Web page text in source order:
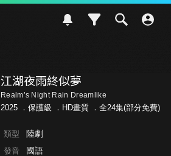
江湖夜雨終似夢
Realm’s Night Rain Dreamlike
2025 ． 保護級 ．HD畫質 ．全24集(部分免費)
類型 陸劇
發音 國語